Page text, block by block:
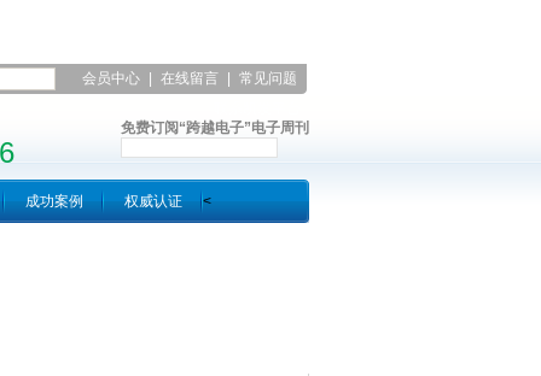
会员中心 在线留言 常见问题
免费订阅“跨越电子”电子周刊
<
成功案例 权威认证